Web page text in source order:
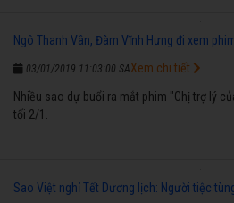
Ngô Thanh Vân, Đàm Vĩnh Hưng đi xem
03/01/2019 11:03:00 SA
Nhiều sao dự buổi ra mắt phim "Chị trợ lý
tối 2/1.
Xem chi tiết
Sao Việt nghỉ Tết Dương lịch: Người tiệc